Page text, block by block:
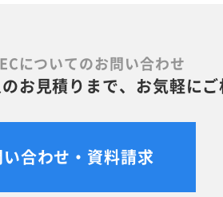
についてのお問い合わせ
お見積りまで、お気軽に
合わせ・資料請求